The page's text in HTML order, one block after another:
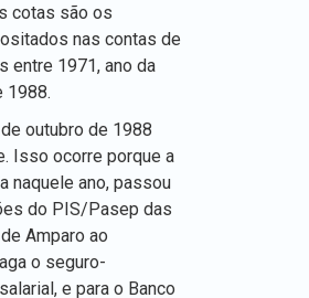
cotas são os
nas contas de
entre 1971, ano da
1988.
outubro de 1988
Isso ocorre porque a
naquele ano, passou
do PIS/Pasep das
Amparo ao
o seguro-
e para o Banco